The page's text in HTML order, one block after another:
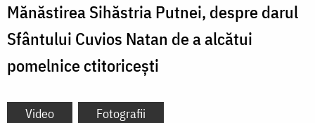
Mănăstirea Sihăstria Putnei, despre darul
Sfântului Cuvios Natan de a alcătui
pomelnice ctitoricești
Video Fotografii